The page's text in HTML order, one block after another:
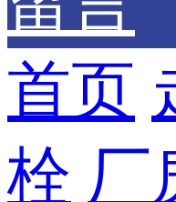
首页
栓 厂